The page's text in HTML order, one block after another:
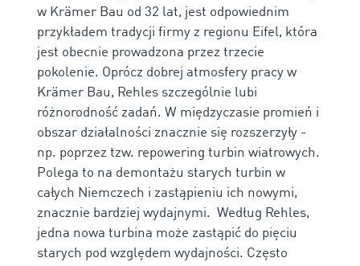
w Krämer Bau od 32 lat, jest odpowiednim
przykładem tradycji firmy z regionu Eifel, która
jest obecnie prowadzona przez trzecie
pokolenie. Oprócz dobrej atmosfery pracy w
Krämer Bau, Rehles szczególnie lubi
różnorodność zadań. W międzyczasie promień i
obszar działalności znacznie się rozszerzyły -
np. poprzez tzw. repowering turbin wiatrowych.
Polega to na demontażu starych turbin w
całych Niemczech i zastąpieniu ich nowymi,
znacznie bardziej wydajnymi. Według Rehles,
jedna nowa turbina może zastąpić do pięciu
starych pod względem wydajności. Często